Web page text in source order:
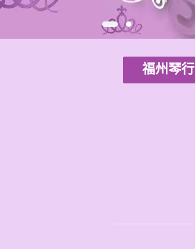
福州琴行